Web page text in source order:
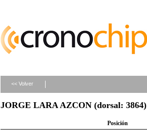
<< Volver
JORGE LARA AZCON (dorsal: 3864)
Posición